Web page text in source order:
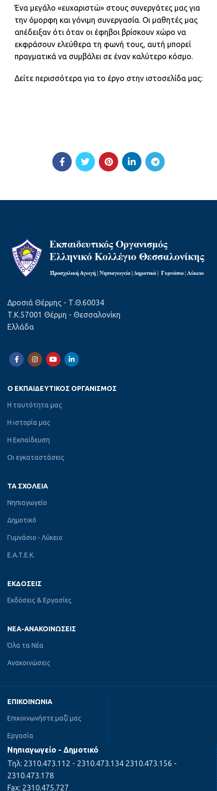
Ένα μεγάλο «ευχαριστώ» στους συνεργάτες μας για
την όμορφη και γόνιμη συνεργασία. Οι μαθητές μας
απέδειξαν ότι όταν οι έφηβοι βρίσκουν χώρο να
εκφράσουν ελεύθερα τη φωνή τους, αυτή μπορεί
πραγματικά να συμβάλει σε έναν καλύτερο κόσμο.
Δείτε περισσότερα για το έργο στην ιστοσελίδα μας:
Δροσιά Θέρμης - Τ.Θ.60034
Τ.Κ.57001 Θέρμη - Θεσσαλονίκη
Ελλάδα
Ο ΕΚΠΑΙΔΕΥΤΙΚΌΣ ΟΡΓΑΝΙΣΜΌΣ
Η ταυτότητα μας
Η ιστορία μας
Η Εκπαίδευση
Οι εγκαταστάσεις
ΤΑ ΣΧΟΛΕΊΑ
Νηπιαγωγείο
Δημοτικό
Γυμνάσιο - Λύκειο
Ε.Α.Τ.Ε.Κ.
ΕΚΔΌΣΕΙΣ
Εκδόσεις & Εργασίες
ΝΈΑ-ΑΝΑΚΟΙΝΏΣΕΙΣ
Όλα τα Νέα
Ανακοινώσεις
ΕΠΙΚΟΙΝΩΝΊΑ
Επικοινωνήστε μαζί μας
Εργασία
Νηπιαγωγείο - Δημοτικό
Τηλ: 2310.473.112 - 2310.473.134 2310.473.156 -
2310.473.178
Fax: 2310.475.727